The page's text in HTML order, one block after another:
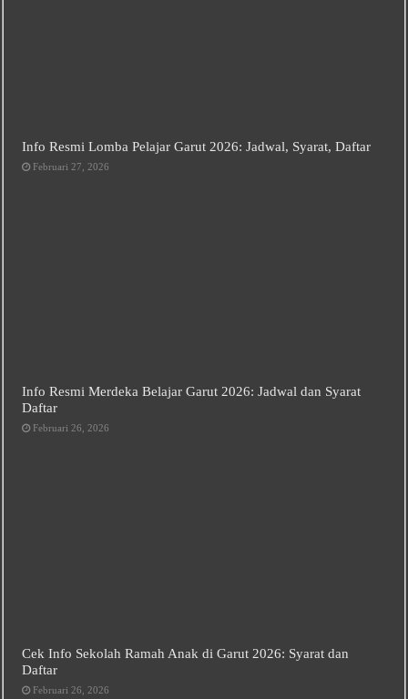
Info Resmi Lomba Pelajar Garut 2026: Jadwal, Syarat, Daftar
Februari 27, 2026
Info Resmi Merdeka Belajar Garut 2026: Jadwal dan Syarat
Daftar
Februari 26, 2026
Cek Info Sekolah Ramah Anak di Garut 2026: Syarat dan
Daftar
Februari 26, 2026